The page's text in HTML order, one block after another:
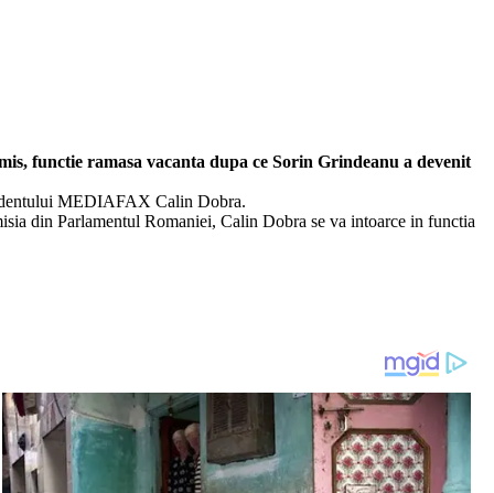
functie ramasa vacanta dupa ce Sorin Grindeanu a devenit
MEDIAFAX Calin Dobra.
din Parlamentul Romaniei, Calin Dobra se va intoarce in functia